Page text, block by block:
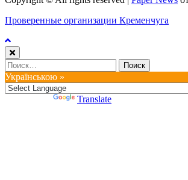
Проверенные организации Кременчуга
Найти:
Українською »
Translate